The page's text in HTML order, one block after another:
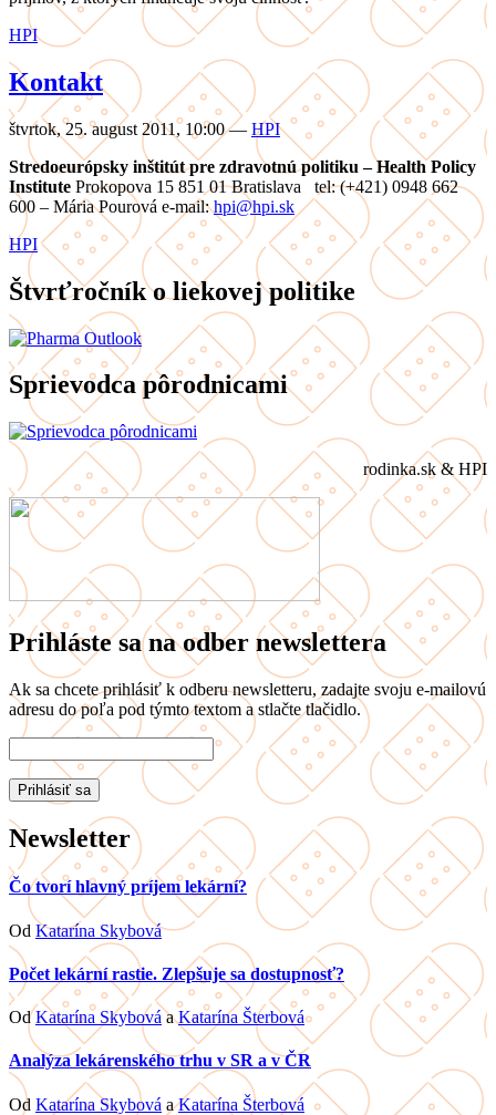
HPI
Kontakt
štvrtok, 25. august 2011, 10:00 — HPI
Stredoeurópsky inštitút pre zdravotnú politiku – Health Policy
Institute Prokopova 15 851 01 Bratislava tel: (+421) 0948 662
600 – Mária Pourová e-mail:hpi@hpi.sk
HPI
Štvrťročník o liekovej politike
Sprievodca pôrodnicami
rodinka.sk & HPI
Prihláste sa na odber newslettera
Ak sa chcete prihlásiť k odberu newsletteru, zadajte svoju e-mailovú
adresu do poľa pod týmto textom a stlačte tlačidlo.
Newsletter
Čo tvorí hlavný príjem lekární?
Od Katarína Skybová
Počet lekární rastie. Zlepšuje sa dostupnosť?
OdKatarína SkybováaKatarína Šterbová
Analýza lekárenského trhu v SR a v ČR
Od Katarína Skybová aKatarína Šterbová